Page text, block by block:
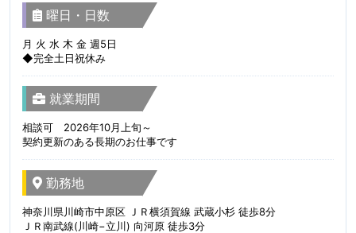
曜日・日数
月 火 水 木 金 週5日
◆完全土日祝休み
就業期間
相談可 2026年10月上旬～
契約更新のある長期のお仕事です
勤務地
神奈川県川崎市中原区 ＪＲ横須賀線 武蔵小杉 徒歩8分
ＪＲ南武線(川崎−立川) 向河原 徒歩3分